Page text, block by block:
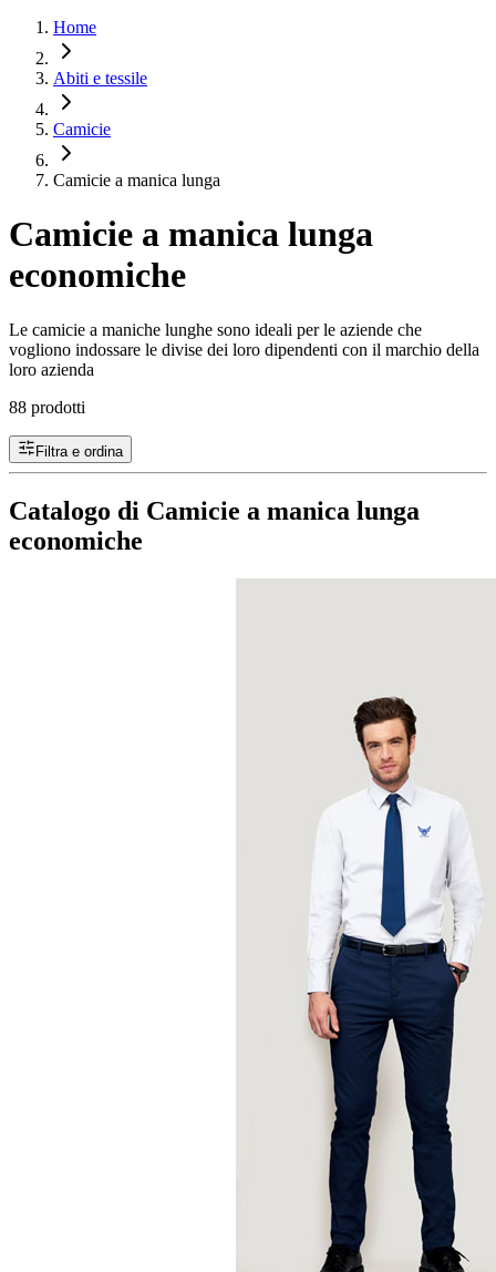
Home
Abiti e tessile
Camicie
Camicie a manica lunga
Camicie a manica lunga
economiche
Le camicie a maniche lunghe sono ideali per le aziende che
vogliono indossare le divise dei loro dipendenti con il marchio della
loro azienda
88 prodotti
Filtra e ordina
Catalogo di Camicie a manica lunga
economiche